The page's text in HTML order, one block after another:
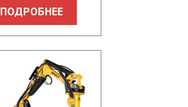
ПОДРОБНЕЕ